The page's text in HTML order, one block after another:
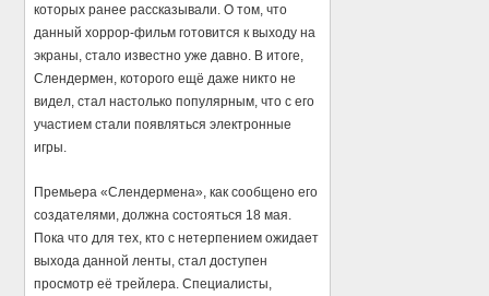
которых ранее рассказывали. О том, что
данный хоррор-фильм готовится к выходу на
экраны, стало известно уже давно. В итоге,
Слендермен, которого ещё даже никто не
видел, стал настолько популярным, что с его
участием стали появляться электронные
игры.
Премьера «Слендермена», как сообщено его
создателями, должна состояться 18 мая.
Пока что для тех, кто с нетерпением ожидает
выхода данной ленты, стал доступен
просмотр её трейлера. Специалисты,